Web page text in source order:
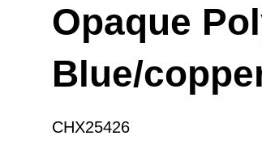
Opaque
Blue/
CHX25426